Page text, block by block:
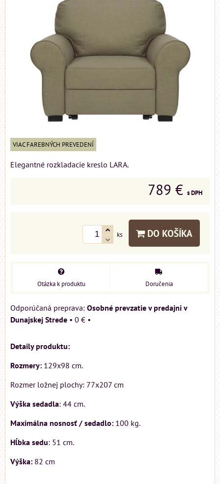
VIAC FAREBNÝCH PREVEDENÍ
Elegantné rozkladacie kreslo LARA.
789 € s DPH
ks DO KOŠÍKA
Otázka k produktu Doručenia
Osobné prevzatie v predajni v
Dunajskej Strede • 0 € •
Detaily produktu:
Rozmery: 129x98 cm.
Rozmer ložnej plochy: 77x207 cm
Výška sedadla: 44 cm.
Maximálna nosnosť / sedadlo: 100 kg.
Hĺbka sedu: 51 cm.
Výška: 82 cm